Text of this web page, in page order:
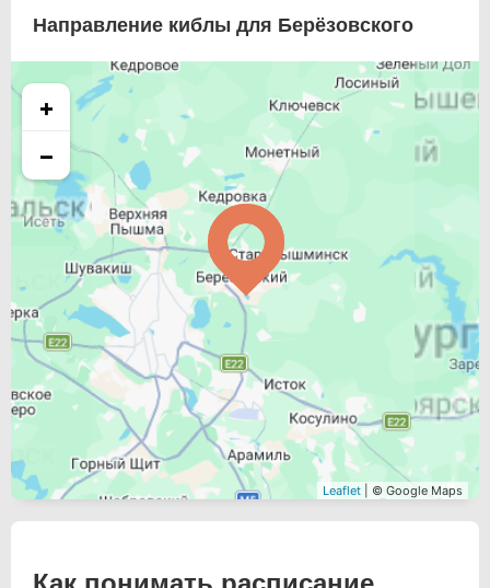
Направление киблы для Берёзовского
+
−
Leaflet | © Google Maps